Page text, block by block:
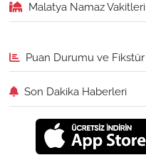
Malatya Namaz Vakitleri
Puan Durumu ve Fikstür
Son Dakika Haberleri